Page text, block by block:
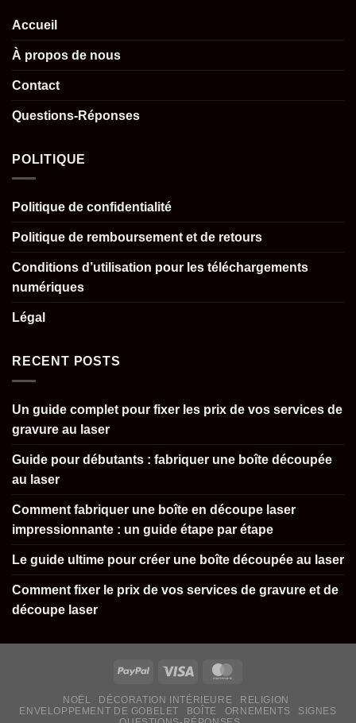
Accueil
À propos de nous
Contact
Questions-Réponses
POLITIQUE
Politique de confidentialité
Politique de remboursement et de retours
Conditions d’utilisation pour les téléchargements
numériques
Légal
RECENT POSTS
Un guide complet pour fixer les prix de vos services de
gravure au laser
Guide pour débutants : fabriquer une boîte découpée
au laser
Comment fabriquer une boîte en découpe laser
impressionnante : un guide étape par étape
Le guide ultime pour créer une boîte découpée au laser
Comment fixer le prix de vos services de gravure et de
découpe laser
NOËL DÉCORATION INTÉRIEURE
RELIGION
ENVELOPPEMENT DE GOBELET
BOÎTE ORNEMENTS
SIGNES